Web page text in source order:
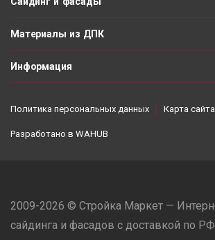
Материалы из ДПК
Информация
Политика персональных данных Карта сайта
Разработано в WAHUB
2009-2026 © Стройка Маркет —
сайдинга и фасадов с доставкой по РФ